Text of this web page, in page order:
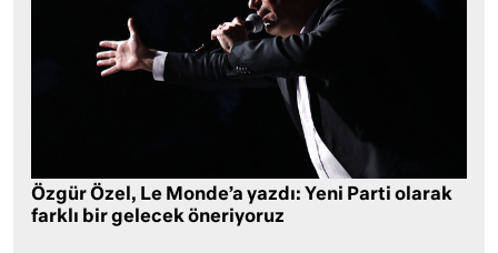
Özgür Özel, Le Monde’a yazdı: Yeni Parti olarak
farklı bir gelecek öneriyoruz